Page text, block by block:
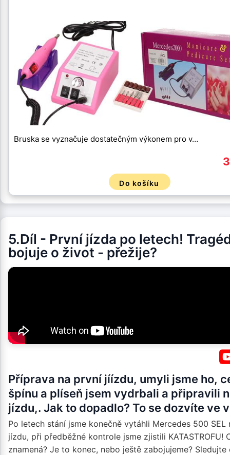
Bruska se vyznačuje dostatečným výkonem pro v…
Do košíku
5.Díl - První jízda po letech!
bojuje o život - přežije?
Příprava na první jíízdu, umyli jsme ho,
špínu a plíseň jsem vydrbali a připravili
jízdu,. Jak to dopadlo? To se dozvíte ve
Po letech stání jsme konečně vytáhli Mercedes 500 SEL
jízdu, při předběžné kontrole jsme zjistili KATASTROFU!
znamená? Je to konec, nebo ještě zabojujeme? Sledujte